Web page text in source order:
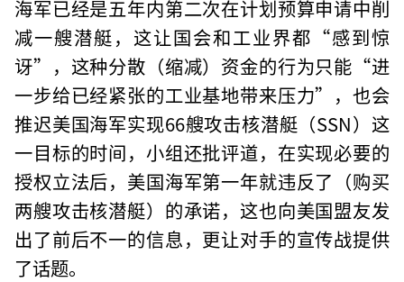
海军已经是五年内第二次在计划预算申请中削
减一艘潜艇，这让国会和工业界都“感到惊
讶”，这种分散（缩减）资金的行为只能“进
一步给已经紧张的工业基地带来压力”，也会
推迟美国海军实现66艘攻击核潜艇（SSN）这
一目标的时间，小组还批评道，在实现必要的
授权立法后，美国海军第一年就违反了（购买
两艘攻击核潜艇）的承诺，这也向美国盟友发
出了前后不一的信息，更让对手的宣传战提供
了话题。